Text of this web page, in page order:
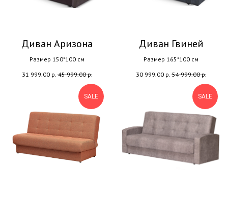
Диван Аризона
Размер 150*100 см
31 999.00 р. 45 999.00 р.
Диван Гвиней
Размер 165*100 см
30 999.00 р. 54 999.00 р.
SALE SALE